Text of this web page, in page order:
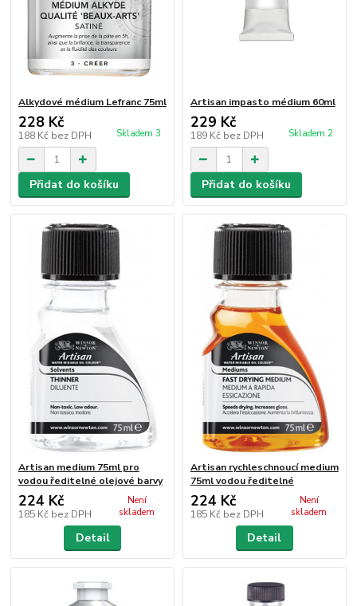
Alkydové médium Lefranc 75ml
228 Kč
188 Kč bez DPH Skladem 3
Přidat do košíku
Artisan impasto médium 60ml
229 Kč
189 Kč bez DPH Skladem 2
Přidat do košíku
Artisan medium 75ml pro
vodou ředitelné olejové barvy
224 Kč
185 Kč bez DPH
Není
skladem
Detail
Artisan rychleschnoucí medium
75ml vodou ředitelné
224 Kč
185 Kč bez DPH
Není
skladem
Detail